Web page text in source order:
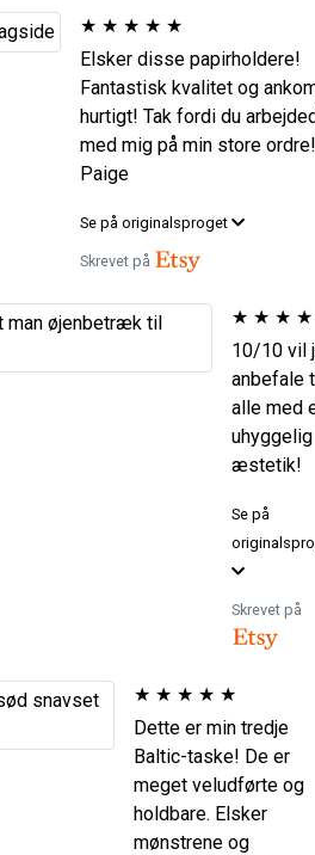
★ ★ ★ ★ ★
Elsker disse papirholdere!
Fantastisk kvalitet og
hurtigt! Tak fordi du
med mig på min store
Paige
Se på originalsproget
Skrevet på
★ ★ ★ ★
10/10 vil
anbefale
alle med
uhyggelig
æstetik!
Se på
Skrevet på
★ ★ ★ ★ ★
Dette er min tredje
Baltic-taske! De er
meget veludførte og
holdbare. Elsker
mønstrene og